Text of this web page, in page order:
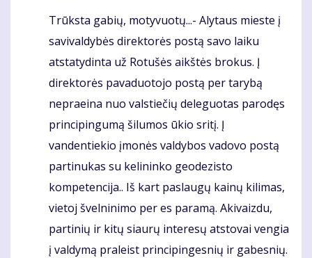
Komentaras
Trūksta gabių, motyvuotų...- Alytaus mieste į
savivaldybės direktorės postą savo laiku
atstatydinta už Rotušės aikštės brokus. Į
direktorės pavaduotojo postą per tarybą
nepraeina nuo valstiečių deleguotas parodęs
principingumą šilumos ūkio sritį. Į
vandentiekio įmonės valdybos vadovo postą
partinukas su kelininko geodezisto
kompetencija.. Iš kart paslaugų kainų kilimas,
vietoj švelninimo per es paramą. Akivaizdu,
partinių ir kitų siaurų interesų atstovai vengia
į valdymą praleist principingesnių ir gabesnių.